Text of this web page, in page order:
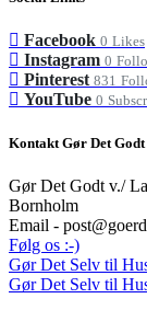
Facebook 0 Likes
Instagram 0
Pinterest 831
YouTube 0
Kontakt Gør Det Godt
Gør Det Godt v./
Bornholm
Email -
Følg os :-)
Gør Det Selv til
Gør Det Selv til